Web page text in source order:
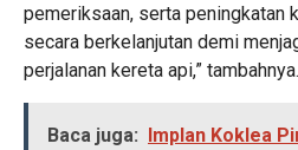
pemeriksaan, serta peningkatan
secara berkelanjutan demi
perjalanan kereta api,” tambahnya.
Baca juga: Implan Koklea